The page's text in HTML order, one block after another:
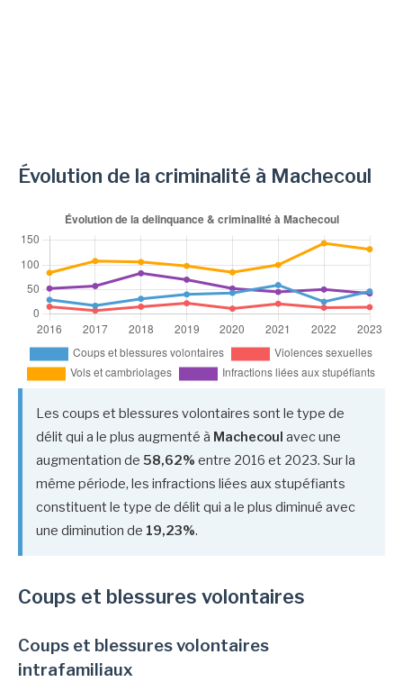
Évolution de la criminalité à Machecoul
Les coups et blessures volontaires sont le type de
délit qui a le plus augmenté à Machecoul avec une
augmentation de 58,62% entre 2016 et 2023. Sur la
même période, les infractions liées aux stupéfiants
constituent le type de délit qui a le plus diminué avec
une diminution de 19,23%.
Coups et blessures volontaires
Coups et blessures volontaires
intrafamiliaux